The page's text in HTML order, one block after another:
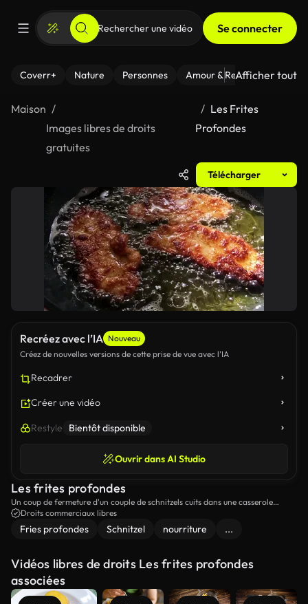
Se connecter
Coverr+ Nature Personnes Amour & Relations Le
Afficher tout
Maison
Images libres de droits
gratuites
Les Frites
Profondes
Télécharger
Recréez avec l’IA Nouveau
Créez de nouvelles versions de cette prise de vue avec l’IA
Recadrer
Créer une vidéo
Restyle Bientôt disponible
Ouvrir dans AI Studio
Les frites profondes
Un coup de fermeture d'un couple de schnitzels cuits dans une casserole
d'huile.
Droits commerciaux libres
Fries profondes Schnitzel nourriture ...
Vidéos libres de droits Les frites profondes
associées